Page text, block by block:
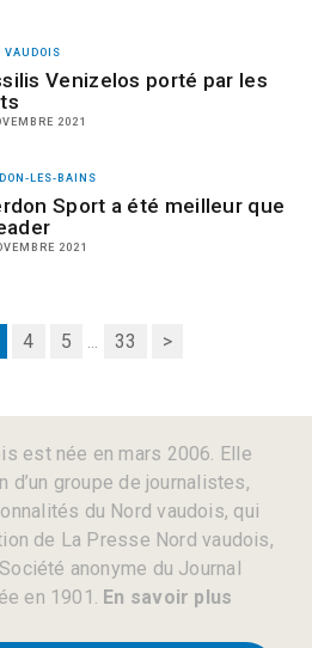
VAUDOIS
Venizelos porté par les
2021
LES-BAINS
Sport a été meilleur que
2021
4 5 ... 33 >
est née en mars 2006. Elle
groupe de journalistes,
du Nord vaudois, qui
de La Presse Nord vaudois,
anonyme du Journal
en 1901. En savoir plus